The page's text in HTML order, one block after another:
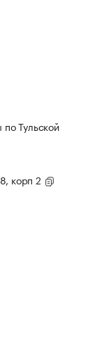
Тульской
корп 2